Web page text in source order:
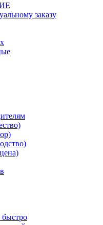
заказу
быстро